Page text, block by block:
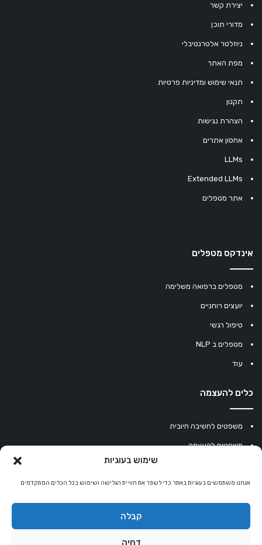
שימוש בעוגיות
אנחנו משתמשים בעוגיות באתר כדי לשפר את חוויית הגלישה ושימוש בכל הכלים המתקדמים
קבלה
דחיה
יצירת קשר
מדורי תוכן
ניוזלטר אלטרנטיבלי
מפת האתר
תנאי שימוש ומדיניות פרטיות
תקנון
הצהרת נגישות
אחסון אתרים
LLMs
Extended LLMs
אתר מטפלים
אינדקס מטפלים
מטפלים ברפואה משלימה
יועצים רוחניים
טיפול רגשי
מטפלים ב NLP
עוד
כלים להעצמה
משפטים לחשיבה חיובית
משפטים להעצמה
מחשבון נומרולוגיה
קריסטלים למזלות